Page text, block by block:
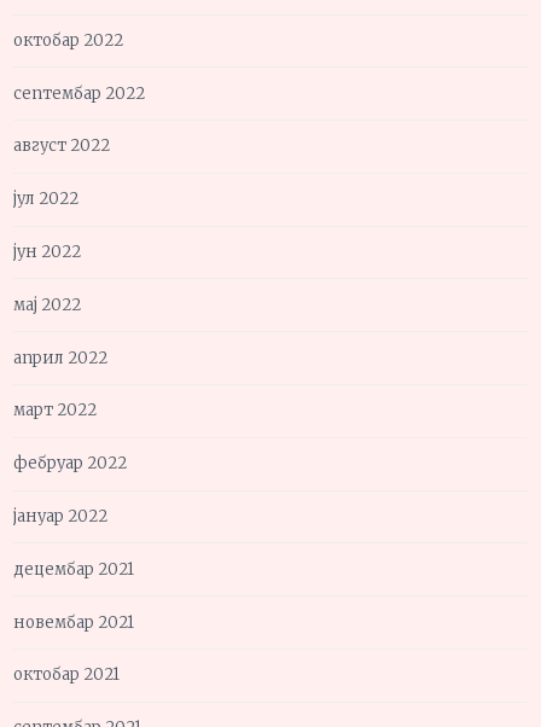
октобар 2022
септембар 2022
август 2022
јул 2022
јун 2022
мај 2022
април 2022
март 2022
фебруар 2022
јануар 2022
децембар 2021
новембар 2021
октобар 2021